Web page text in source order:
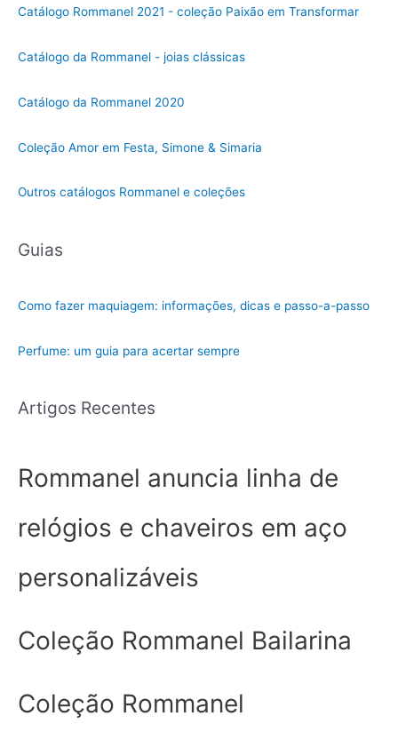
Catálogo Rommanel 2021 - coleção Paixão em Transformar
Catálogo da Rommanel - joias clássicas
Catálogo da Rommanel 2020
Coleção Amor em Festa, Simone & Simaria
Outros catálogos Rommanel e coleções
Guias
Como fazer maquiagem: informações, dicas e passo-a-passo
Perfume: um guia para acertar sempre
Artigos Recentes
Rommanel anuncia linha de
relógios e chaveiros em aço
personalizáveis
Coleção Rommanel Bailarina
Coleção Rommanel